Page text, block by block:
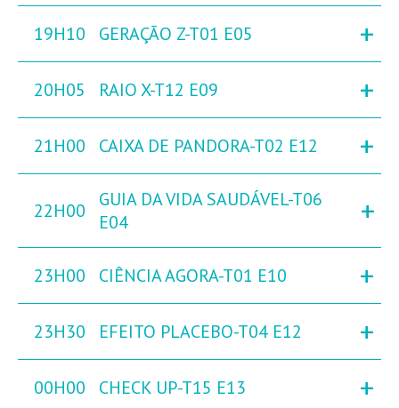
19H10 GERAÇÃO Z-T01 E05 +
20H05 RAIO X-T12 E09 +
21H00 CAIXA DE PANDORA-T02 E12 +
22H00
GUIA DA VIDA SAUDÁVEL-T06
E04
+
23H00 CIÊNCIA AGORA-T01 E10 +
23H30 EFEITO PLACEBO-T04 E12 +
00H00 CHECK UP-T15 E13 +